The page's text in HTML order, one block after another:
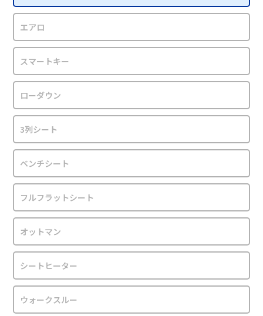
エアロ
スマートキー
ローダウン
3列シート
ベンチシート
フルフラットシート
オットマン
シートヒーター
ウォークスルー